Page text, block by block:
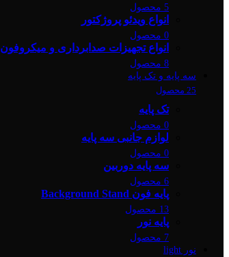
5 محصول
انواع ویدئو پروژکتور
0 محصول
انواع تجهیزات صدابرداری و میکروفون
8 محصول
سه پایه و تک پایه
25 محصول
تک پایه
0 محصول
لوازم جانبی سه پایه
0 محصول
سه پایه دوربین
6 محصول
پایه فون Background Stand
13 محصول
پایه نور
7 محصول
نور light